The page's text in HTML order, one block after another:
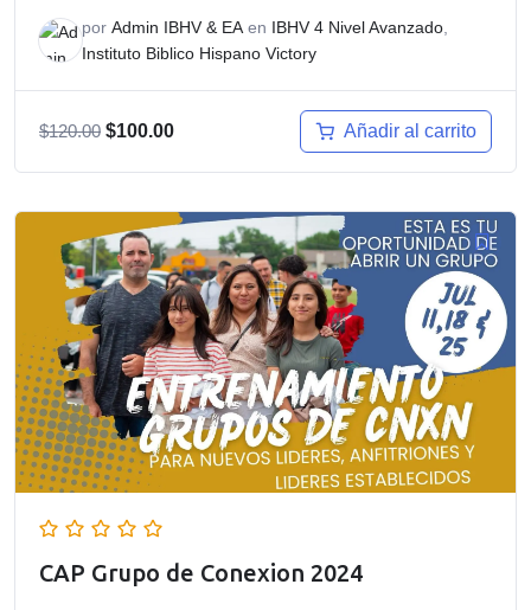
por Admin IBHV & EA en IBHV 4 Nivel Avanzado
Instituto Biblico Hispano Victory
$120.00 El
era:
$120.00.
$100.00El
es:
$100.00.
Añadir al carrito
CAP Grupo de Conexion 2024